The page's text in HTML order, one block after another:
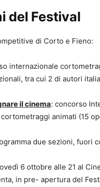
del Festival
di Corto e Fieno:
internazionale
tra cui 2 di autori
il cinema: concorso
animati (15
due sezioni, fuori
6 ottobre alle 21 al
in pre- apertura del